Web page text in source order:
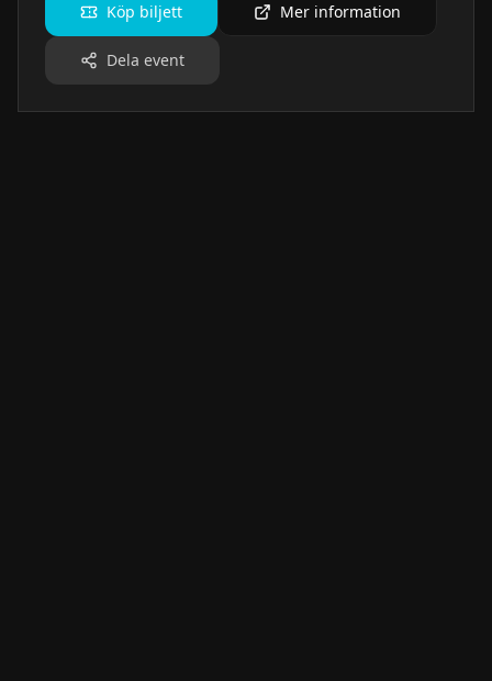
Köp biljett Mer information
Dela event